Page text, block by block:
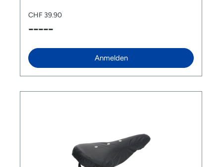
CHF 39.90
-----
Anmelden